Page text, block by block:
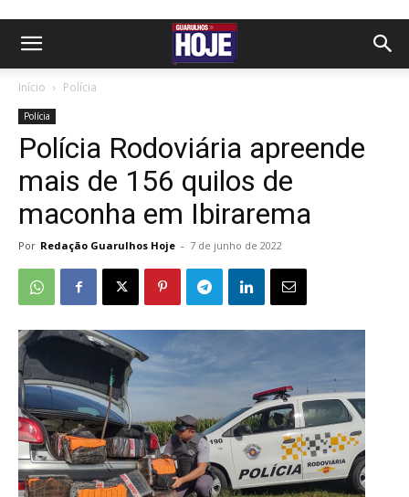
Início Polícia
Polícia
Polícia Rodoviária apreende
mais de 156 quilos de
maconha em Ibirarema
Por Redação Guarulhos Hoje - 7 de junho de 2022